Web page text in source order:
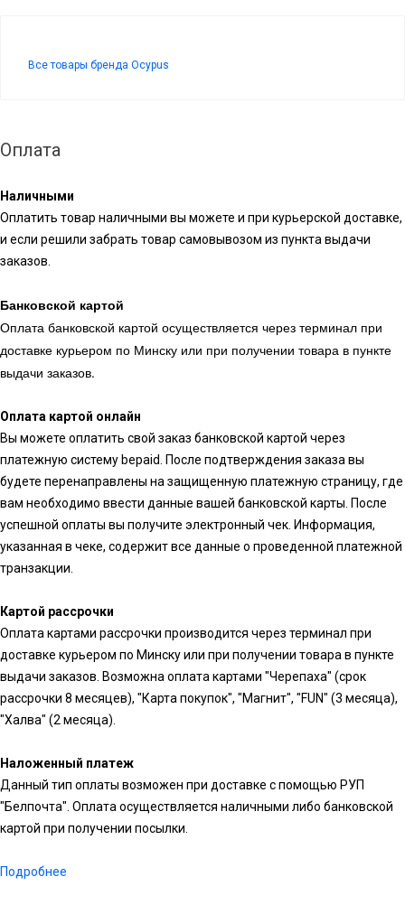
Все товары бренда Ocypus
Оплата
Наличными
Оплатить товар наличными вы можете и при курьерской доставке,
и если решили забрать товар самовывозом из пункта выдачи
заказов.
Банковской картой
Оплата банковской картой осуществляется через терминал при
доставке курьером по Минску или при получении товара в пункте
выдачи заказов.
Оплата картой онлайн
Вы можете оплатить свой заказ банковской картой через
платежную систему bepaid. После подтверждения заказа вы
будете перенаправлены на защищенную платежную страницу, где
вам необходимо ввести данные вашей банковской карты. После
успешной оплаты вы получите электронный чек. Информация,
указанная в чеке, содержит все данные о проведенной платежной
транзакции.
Картой рассрочки
Оплата картами рассрочки производится через терминал при
доставке курьером по Минску или при получении товара в пункте
выдачи заказов. Возможна оплата картами "Черепаха" (срок
рассрочки 8 месяцев), "Карта покупок", "Магнит", "FUN" (3 месяца),
"Халва" (2 месяца).
Наложенный платеж
Данный тип оплаты возможен при доставке с помощью РУП
"Белпочта". Оплата осуществляется наличными либо банковской
картой при получении посылки.
Подробнее